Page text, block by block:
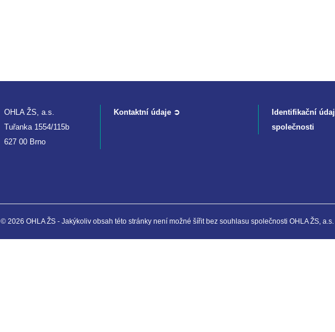
OHLA ŽS, a.s.
Tuřanka 1554/115b
627 00 Brno
Kontaktní údaje ➲
Identifikační
společnosti
© 2026 OHLA ŽS - Jakýkoliv obsah této stránky není možné šířit bez souhlasu společnosti OHLA ŽS,